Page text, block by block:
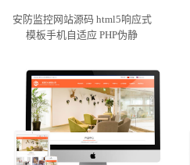
安防监控网站源码 html5响应式
模板手机自适应 PHP伪静